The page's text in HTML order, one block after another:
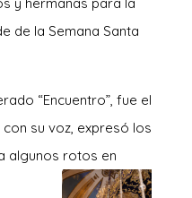
de la Semana Santa
“Encuentro”, fue el
con su voz, expresó los
algunos rotos en